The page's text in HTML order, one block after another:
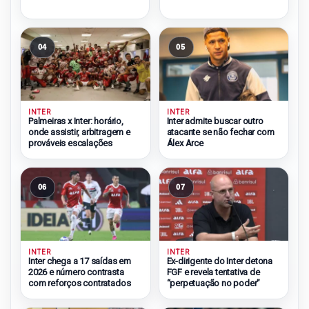
04
INTER
Palmeiras x Inter: horário,
onde assistir, arbitragem e
prováveis escalações
05
INTER
Inter admite buscar outro
atacante se não fechar com
Álex Arce
06
INTER
Inter chega a 17 saídas em
2026 e número contrasta
com reforços contratados
07
INTER
Ex-dirigente do Inter detona
FGF e revela tentativa de
“perpetuação no poder”